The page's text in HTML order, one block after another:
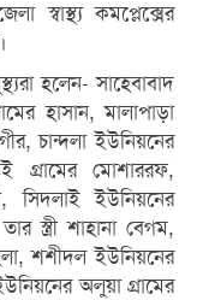
স্বাস্থ্য কমপ্লেক্সের
হলেন- সাহেবাবাদ
হাসান, মালাপাড়া
চান্দলা ইউনিয়নের
গ্রামের মোশাররফ,
ইউনিয়নের
স্ত্রী শাহানা বেগম,
শশীদল ইউনিয়নের
অলুয়া গ্রামের